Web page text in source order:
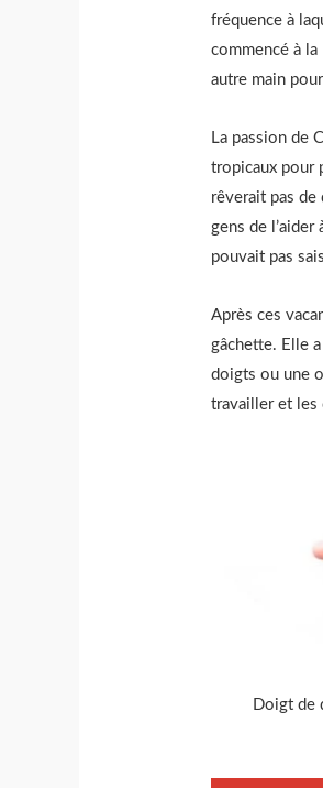
fréquence à
commencé à
autre main
La passion de
tropicaux pour
rêverait pas de
gens de
pouvait pas
Après ces
gâchette. Elle
doigts ou une
travailler et les
Doigt de